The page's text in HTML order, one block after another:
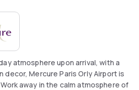
atmosphere upon arrival, with a
decor, Mercure Paris Orly Airport is
away in the calm atmosphere of